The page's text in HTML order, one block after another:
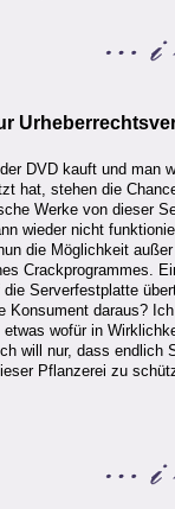
DVD kauft und
hat, stehen die
Werke von dieser
wieder nicht
die Möglichkeit
Crackprogrammes.
Serverfestplatte
Konsument daraus?
wofür in
will nur, dass
Pflanzerei zu